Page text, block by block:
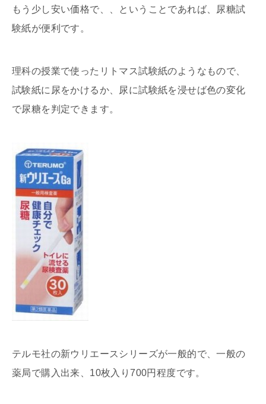
もう少し安い価格で、、ということであれば、尿糖試
験紙が便利です。
理科の授業で使ったリトマス試験紙のようなもので、
試験紙に尿をかけるか、尿に試験紙を浸せば色の変化
で尿糖を判定できます。
テルモ社の新ウリエースシリーズが一般的で、一般の
薬局で購入出来、10枚入り700円程度です。